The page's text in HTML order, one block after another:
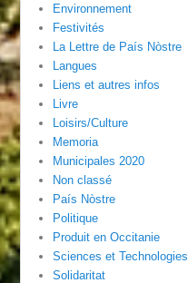
Environnement
Festivités
La Lettre de País Nòstre
Langues
Liens et autres infos
Livre
Loisirs/Culture
Memoria
Municipales 2020
Non classé
País Nòstre
Politique
Produit en Occitanie
Sciences et Technologies
Solidaritat